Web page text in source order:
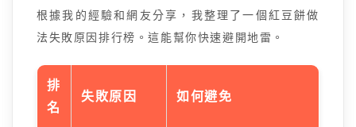
根據我的經驗和網友分享，我整理了一個紅豆餅做
法失敗原因排行榜。這能幫你快速避開地雷。
排
名
失敗原因 如何避免